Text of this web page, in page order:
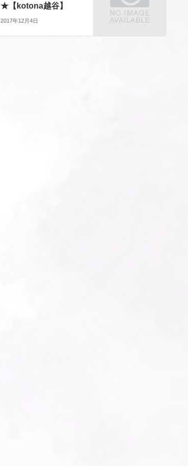
★【kotona越谷】
2017年12月4日